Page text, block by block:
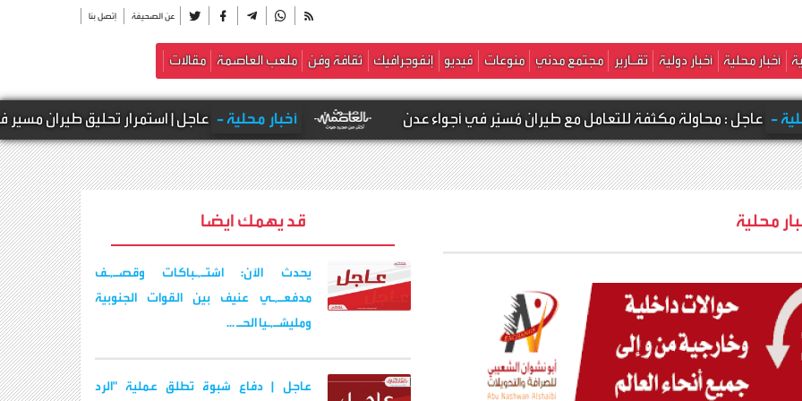
عن الصحيفة إتصل بنا
أخبار محلية أخبار دولية تقـارير مجتمع مدني منوعات فيديو إنفوجرافيك ثقافة وفن ملعب العاصمة مقالات
مكثفة للتعامل مع طيران مُسيّر في أجواء عدن أخبار محلية - عاجل | استمرار تحليق طيران مسير فوق أجواء
محلية قد يهمك ايضا
يحدث الآن: اشتـ,ـباكات وقصـ,ـف
مدفعـ,ـي عنيف بين القوات الجنوبية
ومليشـ,ـيا الحـ ...
عاجل | دفاع شبوة تطلق عملية "الرد